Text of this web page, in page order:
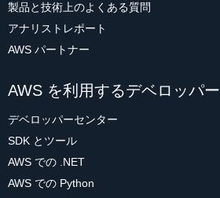
製品と技術上のよくある質問
アナリストレポート
AWS パートナー
AWS を利用するデベロッパー
デベロッパーセンター
SDK とツール
AWS での .NET
AWS での Python